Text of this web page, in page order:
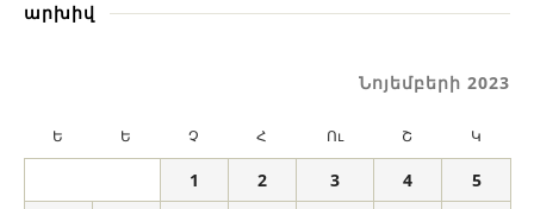
արխիվ
Նոյեմբերի 2023
Ե Ե Չ Հ Ու Շ Կ
1 2 3 4
5